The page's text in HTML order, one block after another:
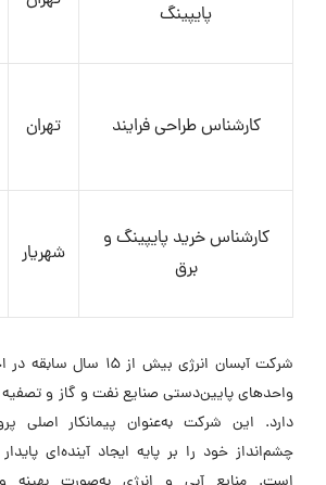
پایپینگ
کارشناس طراحی فرایند تهران
کارشناس خرید پایپینگ و
برق
شهریار
شرکت آبسان انرژی بیش از
واحدهای پایین‌دستی صنایع نفت و گاز و
دارد. این شرکت به‌عنوان پیمانکار اصلی
چشم‌انداز خود را بر پایه ایجاد آینده‌ای